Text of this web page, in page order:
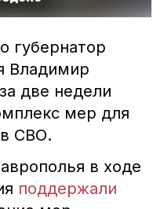
губернатор
Владимир
за две недели
мер для
СВО.
в ходе
поддержали